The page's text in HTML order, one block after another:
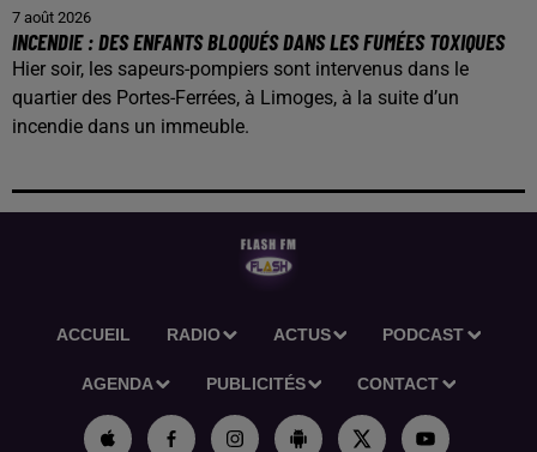
7 août 2026
INCENDIE : DES ENFANTS BLOQUÉS DANS LES FUMÉES TOXIQUES
Hier soir, les sapeurs-pompiers sont intervenus dans le
quartier des Portes-Ferrées, à Limoges, à la suite d’un
incendie dans un immeuble.
ACCUEIL RADIO ACTUS PODCAST
AGENDA PUBLICITÉS CONTACT